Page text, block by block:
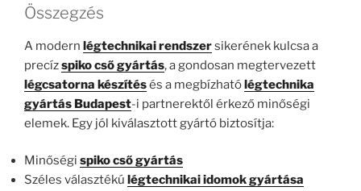
Összegzés
A modern légtechnikai rendszersikerének kulcsa a
precízspiko cső gyártás, a gondosan megtervezett
légcsatorna készítésés a megbízhatólégtechnika
gyártás Budapest-i partnerektől érkező minőségi
elemek. Egy jól kiválasztott gyártó biztosítja:
Minőségi spiko cső gyártás
Széles választékú légtechnikai idomok gyártása